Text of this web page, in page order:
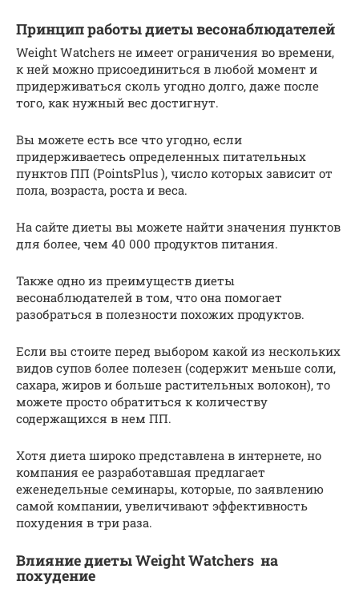
Принцип работы диеты весонаблюдателей
Weight Watchers не имеет ограничения во времени,
к ней можно присоединиться в любой момент и
придерживаться сколь угодно долго, даже после
того, как нужный вес достигнут.
Вы можете есть все что угодно, если
придерживаетесь определенных питательных
пунктов ПП (PointsPlus ), число которых зависит от
пола, возраста, роста и веса.
На сайте диеты вы можете найти значения пунктов
для более, чем 40 000 продуктов питания.
Также одно из преимуществ диеты
весонаблюдателей в том, что она помогает
разобраться в полезности похожих продуктов.
Если вы стоите перед выбором какой из нескольких
видов супов более полезен (содержит меньше соли,
сахара, жиров и больше растительных волокон), то
можете просто обратиться к количеству
содержащихся в нем ПП.
Хотя диета широко представлена в интернете, но
компания ее разработавшая предлагает
еженедельные семинары, которые, по заявлению
самой компании, увеличивают эффективность
похудения в три раза.
Влияние диеты Weight Watchers на
похудение